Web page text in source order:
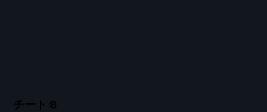
チート 8